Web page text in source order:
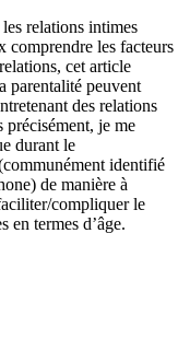
relations intimes
comprendre les facteurs
cet article
parentalité peuvent
des relations
précisément, je me
durant le
identifié
de manière à
compliquer le
en termes d’âge.